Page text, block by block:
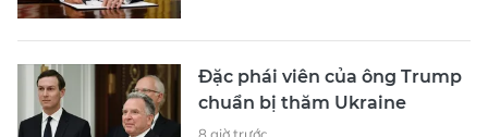
Đặc phái viên của ông Trump
chuẩn bị thăm Ukraine
8 giờ trước